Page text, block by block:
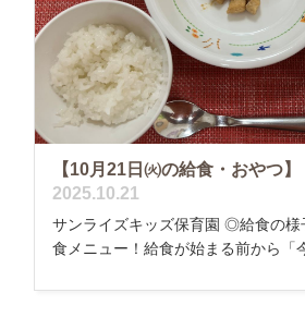
【10月21日㈫の給食・おやつ】
2025.10.21
サンライズキッズ保育園 ◎給食の様
食メニュー！給食が始まる前から「